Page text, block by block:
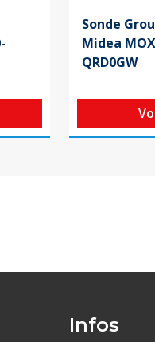
Sonde
Midea
QRD0GW
Infos